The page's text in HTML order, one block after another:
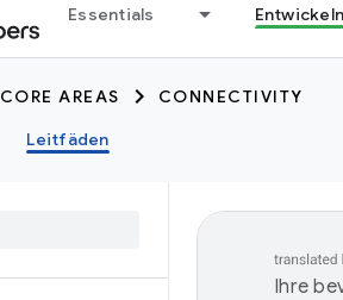
Essentials Entwickeln
CORE AREAS
CONNECTIVITY
Leitfäden
Ihre